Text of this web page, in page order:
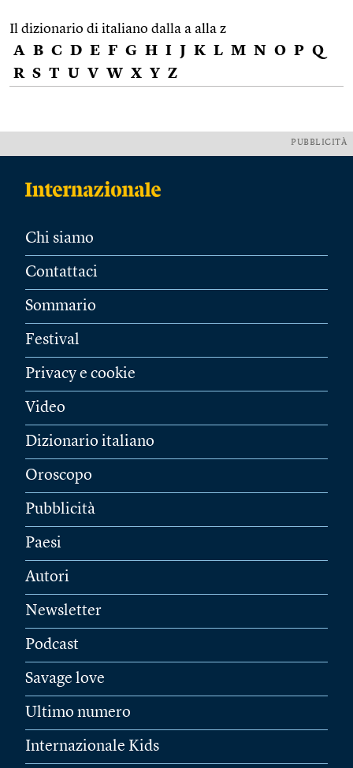
Il dizionario di italiano dalla a alla z
A B C D E F G H I J K L M N O P Q
R S T U V W X Y Z
PUBBLICITÀ
Chi siamo
Contattaci
Sommario
Festival
Privacy e cookie
Video
Dizionario italiano
Oroscopo
Pubblicità
Paesi
Autori
Newsletter
Podcast
Savage love
Ultimo numero
Internazionale Kids